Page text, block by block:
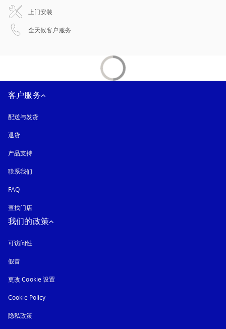
上门安装
全天候客户服务
客户服务
配送与发货
退货
产品支持
联系我们
FAQ
查找门店
我们的政策
可访问性
假冒
更改 Cookie 设置
Cookie Policy
隐私政策